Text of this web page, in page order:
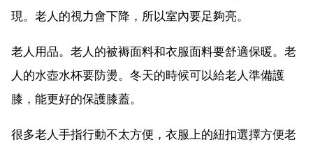
現。老人的視力會下降，所以室內要足夠亮。
老人用品。老人的被褥面料和衣服面料要舒適保暖。老
人的水壺水杯要防燙。冬天的時候可以給老人準備護
膝，能更好的保護膝蓋。
很多老人手指行動不太方便，衣服上的紐扣選擇方便老